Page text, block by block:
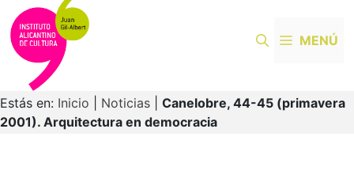
MENÚ
Estás en: Inicio Noticias
Canelobre, 44-45 (primavera
2001). Arquitectura en democracia